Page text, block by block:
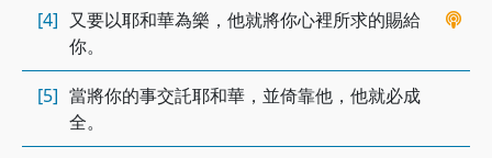
[4] 又要以耶和華為樂，他就將你心裡所求的賜給
你。
[5] 當將你的事交託耶和華，並倚靠他，他就必成
全。